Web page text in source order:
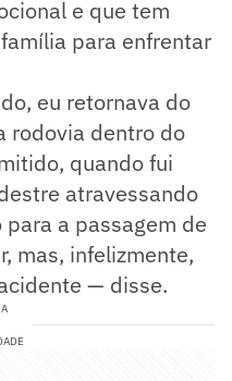
e que tem
para enfrentar
eu retornava do
rodovia dentro do
quando fui
atravessando
a passagem de
mas, infelizmente,
— disse.